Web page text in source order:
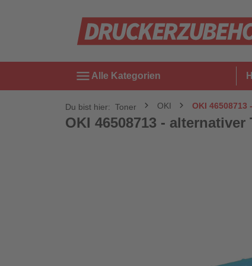
menu Alle Kategorien
Du bist hier: Toner OKI OKI
OKI 46508713 -